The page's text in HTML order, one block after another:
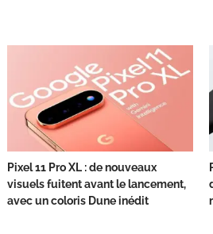
Pixel 11 Pro XL : de nouveaux
visuels fuitent avant le lancement,
avec un coloris Dune inédit